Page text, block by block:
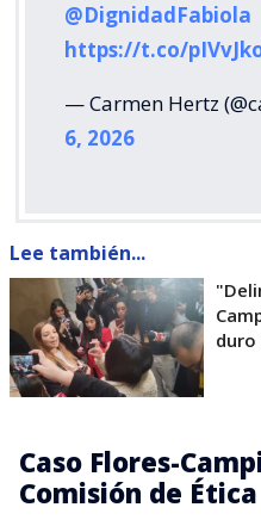
@DignidadFabiola
https://t.co/
— Carmen Hertz
6, 2026
Lee también...
Caso Flores-
Comisión de Ética